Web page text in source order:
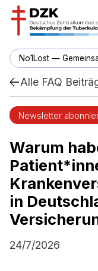
No1Lost —
Alle FAQ
Newsletter
Warum
in
24/7/2026